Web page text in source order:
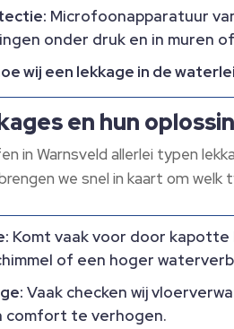
Microfoonapparatuur
onder druk en in muren
wij een lekkage in de
en hun
in Warnsveld allerlei typen
we snel in kaart om
Komt vaak voor door
of een hoger
Vaak checken wij
comfort te verhogen.